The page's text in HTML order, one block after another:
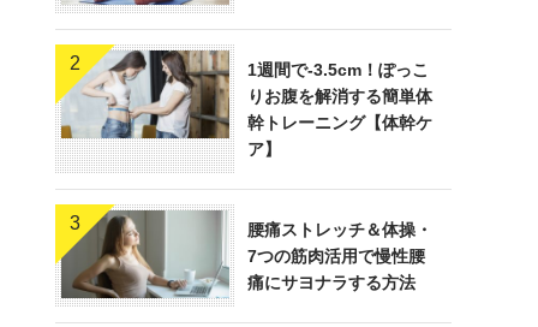
2
1週間で-3.5cm！ぽっこ
りお腹を解消する簡単体
幹トレーニング【体幹ケ
ア】
3
腰痛ストレッチ＆体操・
7つの筋肉活用で慢性腰
痛にサヨナラする方法